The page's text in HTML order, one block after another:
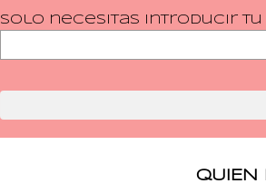
Solo necesitas introducir
QUIEN